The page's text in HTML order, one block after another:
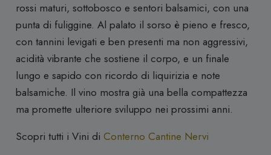
rossi maturi, sottobosco e sentori balsamici, con una
punta di fuliggine. Al palato il sorso è pieno e fresco,
con tannini levigati e ben presenti ma non aggressivi,
acidità vibrante che sostiene il corpo, e un finale
lungo e sapido con ricordo di liquirizia e note
balsamiche. Il vino mostra già una bella compattezza
ma promette ulteriore sviluppo nei prossimi anni.
Scopri tutti i Vini di Conterno Cantine Nervi